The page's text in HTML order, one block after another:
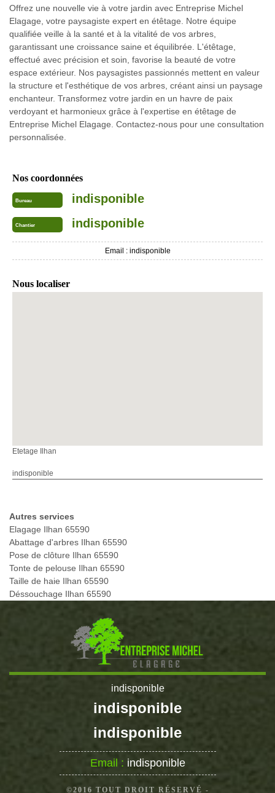
Offrez une nouvelle vie à votre jardin avec Entreprise Michel
Elagage, votre paysagiste expert en étêtage. Notre équipe
qualifiée veille à la santé et à la vitalité de vos arbres,
garantissant une croissance saine et équilibrée. L'étêtage,
effectué avec précision et soin, favorise la beauté de votre
espace extérieur. Nos paysagistes passionnés mettent en valeur
la structure et l'esthétique de vos arbres, créant ainsi un paysage
enchanteur. Transformez votre jardin en un havre de paix
verdoyant et harmonieux grâce à l'expertise en étêtage de
Entreprise Michel Elagage. Contactez-nous pour une consultation
personnalisée.
Nos coordonnées
Bureau indisponible
Chantier indisponible
Email : indisponible
Nous localiser
Etetage Ilhan
indisponible
Autres services
Elagage Ilhan 65590
Abattage d'arbres Ilhan 65590
Pose de clôture Ilhan 65590
Tonte de pelouse Ilhan 65590
Taille de haie Ilhan 65590
Déssouchage Ilhan 65590
indisponible
indisponible
indisponible
Email : indisponible
©2016 TOUT DROIT RÉSERVÉ -